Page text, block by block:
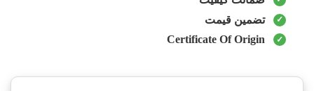
تضمین قیمت
Certificate Of Origin